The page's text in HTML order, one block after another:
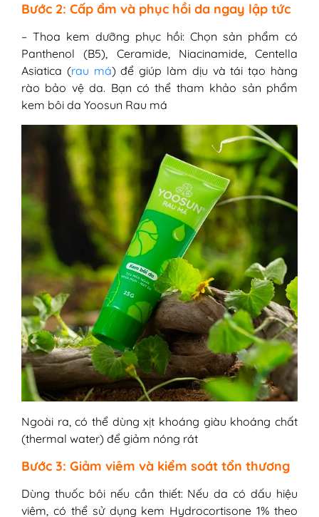
Bước 2: Cấp ẩm và phục hồi da ngay lập tức
– Thoa kem dưỡng phục hồi: Chọn sản phẩm có
Panthenol (B5), Ceramide, Niacinamide, Centella
Asiatica (rau má) để giúp làm dịu và tái tạo hàng
rào bảo vệ da. Bạn có thể tham khảo sản phẩm
kem bôi da Yoosun Rau má
Ngoài ra, có thể dùng xịt khoáng giàu khoáng chất
(thermal water) để giảm nóng rát
Bước 3: Giảm viêm và kiểm soát tổn thương
Dùng thuốc bôi nếu cần thiết: Nếu da có dấu hiệu
viêm, có thể sử dụng kem Hydrocortisone 1% theo